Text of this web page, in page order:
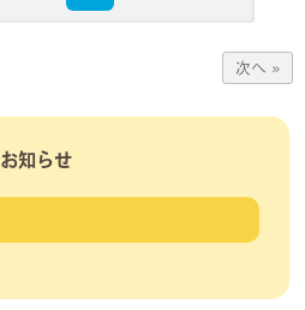
次へ »
お知らせ